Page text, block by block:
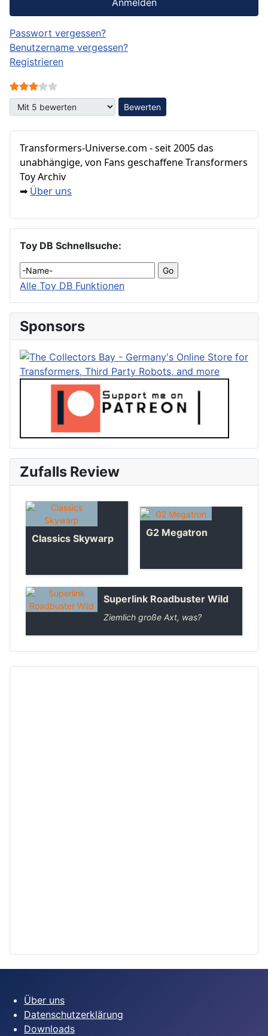
Anmelden
Passwort vergessen?
Benutzername vergessen?
Registrieren
Bewertung:
Bitte bewerten
Transformers‑Universe.com - seit 2005 das
unabhängige, von Fans geschaffene Transformers
Toy Archiv
➡ Über uns
Toy DB Schnellsuche:
Alle Toy DB Funktionen
Sponsors
Zufalls Review
Classics Skywarp G2 Megatron
Superlink Roadbuster Wild
Ziemlich große Axt, was?
Über uns
Datenschutzerklärung
Downloads